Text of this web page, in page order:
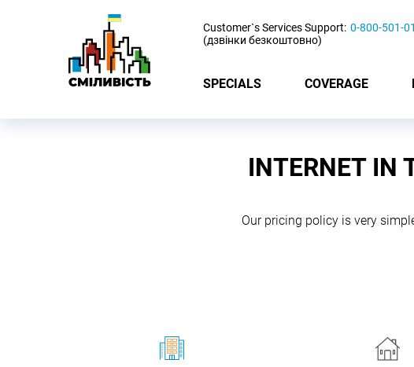
Customer`s Services Support:
(дзвінки безкоштовно)
0-800-501-
SPECIALS COVERAGE
INTERNET IN
Our pricing policy is very